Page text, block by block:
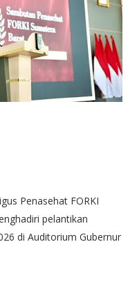
Penasehat FORKI
pelantikan
di Auditorium Gubernur